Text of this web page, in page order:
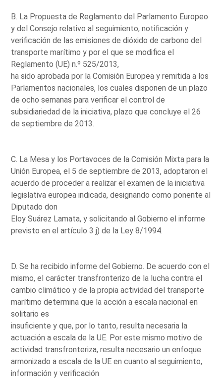
B. La Propuesta de Reglamento del Parlamento Europeo
y del Consejo relativo al seguimiento, notificación y
verificación de las emisiones de dióxido de carbono del
transporte marítimo y por el que se modifica el
Reglamento (UE) n.º 525/2013,
ha sido aprobada por la Comisión Europea y remitida a los
Parlamentos nacionales, los cuales disponen de un plazo
de ocho semanas para verificar el control de
subsidiariedad de la iniciativa, plazo que concluye el 26
de septiembre de 2013.
C. La Mesa y los Portavoces de la Comisión Mixta para la
Unión Europea, el 5 de septiembre de 2013, adoptaron el
acuerdo de proceder a realizar el examen de la iniciativa
legislativa europea indicada, designando como ponente al
Diputado don
Eloy Suárez Lamata, y solicitando al Gobierno el informe
previsto en el artículo 3 j) de la Ley 8/1994.
D. Se ha recibido informe del Gobierno. De acuerdo con el
mismo, el carácter transfronterizo de la lucha contra el
cambio climático y de la propia actividad del transporte
marítimo determina que la acción a escala nacional en
solitario es
insuficiente y que, por lo tanto, resulta necesaria la
actuación a escala de la UE. Por este mismo motivo de
actividad transfronteriza, resulta necesario un enfoque
armonizado a escala de la UE en cuanto al seguimiento,
información y verificación